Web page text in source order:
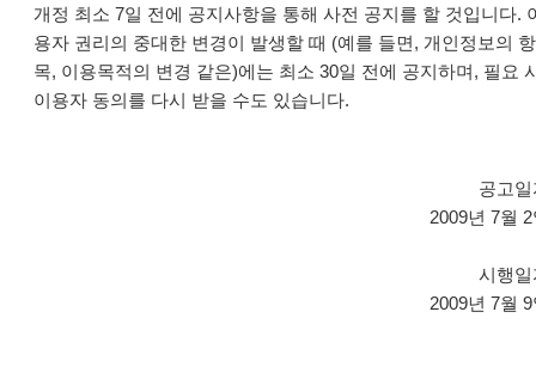
개정 최소 7일 전에 공지사항을 통해 사전 공지를 할 것입니다.
용자 권리의 중대한 변경이 발생할 때 (예를 들면, 개인정보의 항
목, 이용목적의 변경 같은)에는 최소 30일 전에 공지하며, 필요
이용자 동의를 다시 받을 수도 있습니다.
공고
2009년 7월
시행일
2009년 7월